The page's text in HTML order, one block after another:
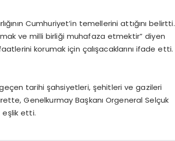
Cumhuriyet’in temellerini attığını belirtti.
ve milli birliği muhafaza etmektir” diyen
korumak için çalışacaklarını ifade etti.
tarihi şahsiyetleri, şehitleri ve gazileri
Genelkurmay Başkanı Orgeneral Selçuk
eşlik etti.